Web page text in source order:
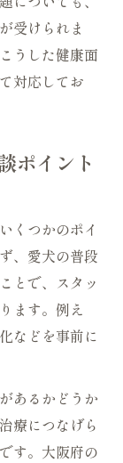
サービス活
アの実践ア
受けられま
うした健康面
対応してお
ポイント
くつかのポイ
、愛犬の普段
とで、スタッ
ます。例え
などを事前に
あるかどうか
療につなげら
す。大阪府の